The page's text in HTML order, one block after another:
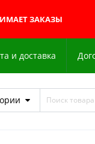
ЗАКАЗЫ
и доставка